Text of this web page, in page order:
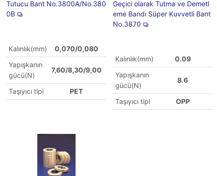
Tutucu Bant No.3800A/No.380
0B
Kalınlık(mm)
0,070/0,080
Yapışkanın
gücü(N)
7,60/8,30/9,00
Taşıyıcı tipi PET
Geçici olarak Tutma ve Demetl
eme Bandı Süper Kuvvetli Bant
No.3870
Kalınlık(mm)
0.09
Yapışkanın
gücü(N)
8.6
Taşıyıcı tipi OPP